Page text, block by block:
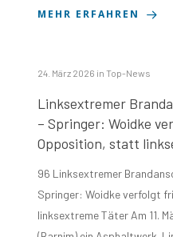
MEHR ERFAHREN
24. März 2026 inTop-News
Linksextremer
– Springer: Woidke
Opposition, statt
96 Linksextremer
Springer: Woidke verfolgt
linksextreme Täter Am 11.